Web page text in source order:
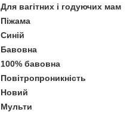
Для вагітних і годуючих мам
Піжама
Синій
Бавовна
100% бавовна
Повітропроникність
Новий
Мульти